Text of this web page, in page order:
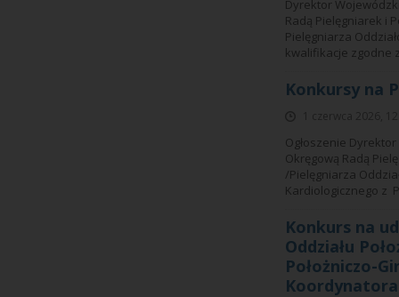
Dyrektor
Radą Pielęgniarek i
Pielęgniarza
kwalifikacje zgodne
Konkursy na
Ogłoszenie
Okręgową Radą
/Pielęgniarza
Kardiologicznego z
Konkurs na
Oddziału
Położniczo-
Koordynatora